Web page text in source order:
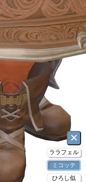
×
ララフェル
ミコッテ
ひろし似